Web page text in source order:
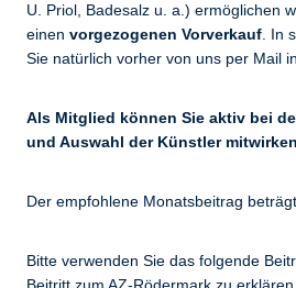
U. Priol, Badesalz u. a.) ermöglichen
einen vorgezogenen Vorverkauf . In
Sie natürlich vorher von uns per Mail
Als Mitglied können Sie aktiv bei
und Auswahl der Künstler
Der empfohlene Monatsbeitrag
Bitte verwenden Sie das folgende